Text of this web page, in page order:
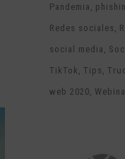
Pandemia
Redes sociales
social media
TikTok
Tips
web 2020